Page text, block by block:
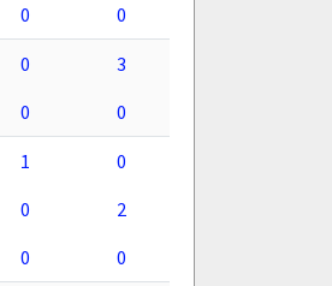
0 0
0
3
0 0
1
0
0
2
0 0